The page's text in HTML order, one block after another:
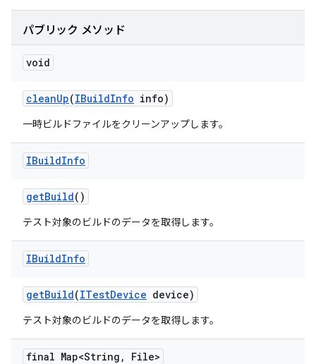
パブリック メソッド
void
cleanUp(IBuildInfo info)
一時ビルドファイルをクリーンアップします。
IBuildInfo
getBuild()
テスト対象のビルドのデータを取得します。
IBuildInfo
getBuild(ITestDevice device)
テスト対象のビルドのデータを取得します。
final Map<String , File>